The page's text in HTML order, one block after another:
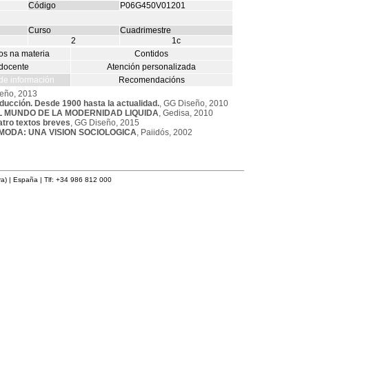
Código
P06G450V01201
Curso
Cuadrimestre
2
1c
na materia
Contidos
Atención personalizada
información
Recomendacións
2013
Desde 1900 hasta la actualidad., GG Diseño, 2010
MUNDO DE LA MODERNIDAD LIQUIDA, Gedisa, 2010
textos breves, GG Diseño, 2015
UNA VISION SOCIOLOGICA, Paiidós, 2002
| España | Tlf: +34 986 812 000